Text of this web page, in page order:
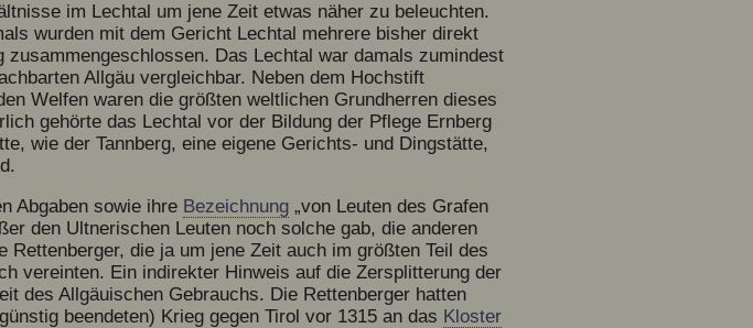
im Lechtal um jene Zeit etwas näher zu beleuchten.
wurden mit dem Gericht Lechtal mehrere bisher direkt
Das Lechtal war damals zumindest
Allgäu vergleichbar. Neben dem Hochstift
Welfen waren die größten weltlichen Grundherren dieses
gehörte das Lechtal vor der Bildung der Pflege Ernberg
wie der Tannberg, eine eigene Gerichts- und Dingstätte,
Abgaben sowie ihre Bezeichnung „von Leuten des Grafen
den Ultnerischen Leuten noch solche gab, die anderen
die ja um jene Zeit auch im größten Teil des
vereinten. Ein indirekter Hinweis auf die Zersplitterung der
des Allgäuischen Gebrauchs. Die Rettenberger hatten
beendeten) Krieg gegen Tirol vor 1315 an das Kloster